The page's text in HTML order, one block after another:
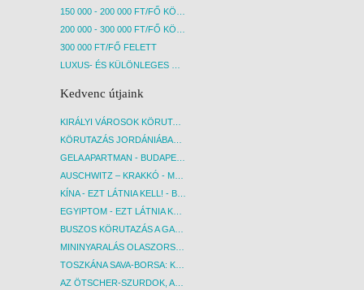
150 000 - 200 000 FT/FŐ KÖZÖTT
200 000 - 300 000 FT/FŐ KÖZÖTT
300 000 FT/FŐ FELETT
LUXUS- ÉS KÜLÖNLEGES UTAK
Kedvenc útjaink
KIRÁLYI VÁROSOK KÖRUTAZÁS KÖZVETLEN REPÜLŐJÁRATTAL - BUDAPEST, REPÜLŐ
KÖRUTAZÁS JORDÁNIÁBAN, HOLT-TENGERI PIHENÉSSEL - BUDAPEST, REPÜLŐ
GELA APARTMAN - BUDAPEST, REPÜLŐ
AUSCHWITZ – KRAKKÓ - MEGRÁZÓ IDŐUTAZÁS! - BUDAPEST, BUSZ
KÍNA - EZT LÁTNIA KELL! - BUDAPEST, REPÜLŐ
EGYIPTOM - EZT LÁTNIA KELL! - BUDAPEST, REPÜLŐ
BUSZOS KÖRUTAZÁS A GARDA-TÓ KÖRNYÉKÉN - BUDAPEST, BUSZ
MININYARALÁS OLASZORSZÁGBAN: ÉSZAK-OLASZ GYÖNGYSZEMEK NYOMÁBAN - BUDAPEST, BUSZ
TOSZKÁNA SAVA-BORSA: KÓSTOLÓK ÉS KULTURÁLIS UTAZÁS - BUDAPEST, BUSZ
AZ ÖTSCHER-SZURDOK, AUSZTRIA GRAND CANYONJA - BUDAPEST, BUSZ